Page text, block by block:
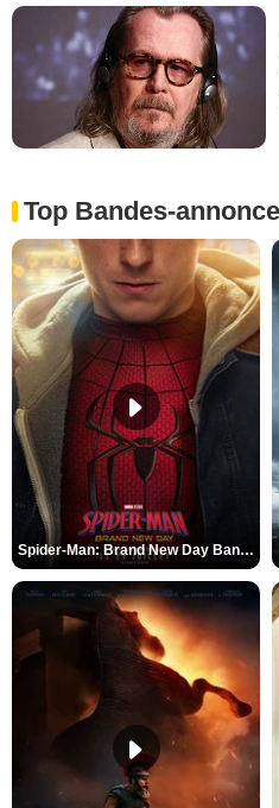
Top Bandes-
Spider-Man: Brand New Day Bande-annonce VO STFR